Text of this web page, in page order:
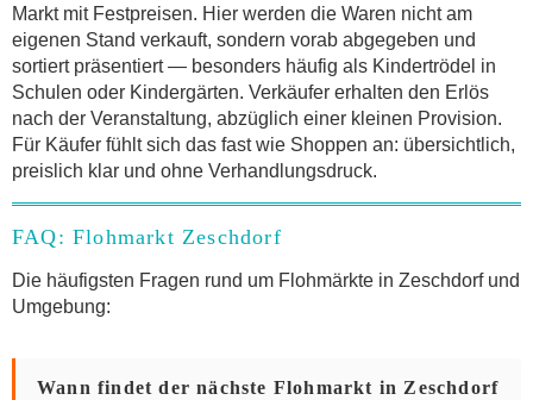
Markt mit Festpreisen. Hier werden die Waren nicht am
eigenen Stand verkauft, sondern vorab abgegeben und
sortiert präsentiert — besonders häufig als Kindertrödel in
Schulen oder Kindergärten. Verkäufer erhalten den Erlös
nach der Veranstaltung, abzüglich einer kleinen Provision.
Für Käufer fühlt sich das fast wie Shoppen an: übersichtlich,
preislich klar und ohne Verhandlungsdruck.
FAQ: Flohmarkt Zeschdorf
Die häufigsten Fragen rund um Flohmärkte in Zeschdorf und
Umgebung:
Wann findet der nächste Flohmarkt in Zeschdorf